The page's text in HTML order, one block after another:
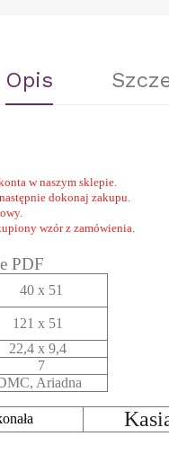
Opis
w naszym sklepie.
dokonaj zakupu.
wzór z zamówienia.
PDF
40 x 51
121 x 51
22,4 x 9,4
7
Ariadna